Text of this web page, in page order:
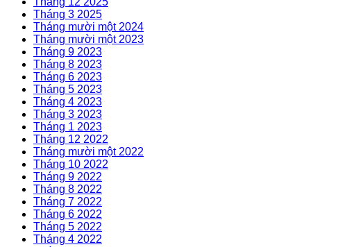
Tháng 3 2025
Tháng mười một 2024
Tháng mười một 2023
Tháng 9 2023
Tháng 8 2023
Tháng 6 2023
Tháng 5 2023
Tháng 4 2023
Tháng 3 2023
Tháng 1 2023
Tháng 12 2022
Tháng mười một 2022
Tháng 10 2022
Tháng 9 2022
Tháng 8 2022
Tháng 7 2022
Tháng 6 2022
Tháng 5 2022
Tháng 4 2022